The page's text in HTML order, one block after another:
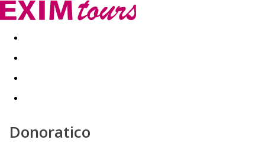
Akční nabídky Last minute
Donoratico